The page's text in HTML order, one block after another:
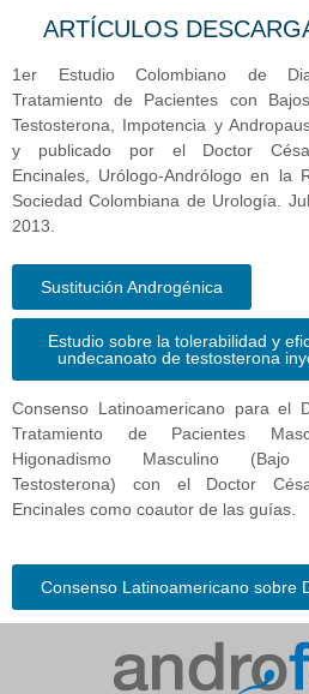
ARTÍCULOS
1er Estudio Colombiano de
Tratamiento de Pacientes con
Testosterona, Impotencia y
y publicado por el Doctor
Encinales, Urólogo-Andrólogo en la
Sociedad Colombiana de Urología.
2013.
Sustitución Androgénica
Estudio sobre la tolerabilidad y
undecanoato de testosterona
Consenso Latinoamericano para el
Tratamiento de Pacientes
Higonadismo Masculino
Testosterona) con el Doctor
Encinales como coautor de las guías.
Consenso Latinoamericano sobre